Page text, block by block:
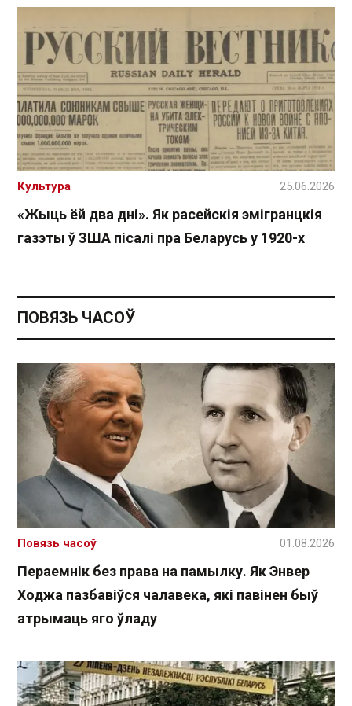
«Жыць ёй два дні». Як расейскія эмігранцкія
газэты ў ЗША пісалі пра Беларусь у 1920-х
Культура 25.06.2026
ПОВЯЗЬ ЧАСОЎ
Пераемнік без права на памылку. Як Энвер
Ходжа пазбавіўся чалавека, які павінен быў
атрымаць яго ўладу
Повязь часоў 01.08.2026